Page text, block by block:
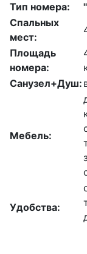
Тип номера:
Спальных
мест:
Площадь
номера:
Санузел+Душ:
Мебель:
Удобства: